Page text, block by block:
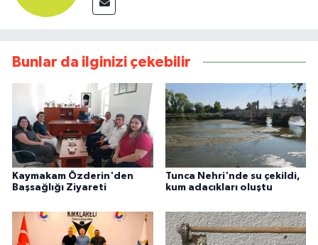
Bunlar da ilginizi çekebilir
Kaymakam Özderin'den
Başsağlığı Ziyareti
Tunca Nehri'nde su çekildi,
kum adacıkları oluştu